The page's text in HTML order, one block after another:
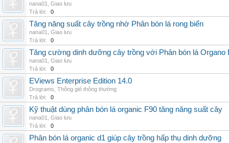
nana01
Giao lưu
Trả lời:
0
Tăng năng suất cây trồng nhờ Phân bón lá rong biển
nana01
Giao lưu
Trả lời:
0
Tăng cường dinh dưỡng cây trồng với Phân bón lá Organo
nana01
Giao lưu
Trả lời:
0
EViews Enterprise Edition 14.0
Drograms Thông gió thông thường
Trả lời:
0
Kỹ thuật dùng phân bón lá organic F90 tăng năng suất cây
nana01
Giao lưu
Trả lời:
0
Phân bón lá organic d1 giúp cây trồng hấp thụ dinh dưỡng